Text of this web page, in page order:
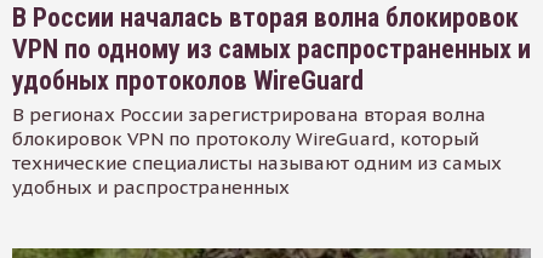
В России началась вторая волна блокировок
VPN по одному из самых распространенных и
удобных протоколов WireGuard
В регионах России зарегистрирована вторая волна
блокировок VPN по протоколу WireGuard, который
технические специалисты называют одним из самых
удобных и распространенных